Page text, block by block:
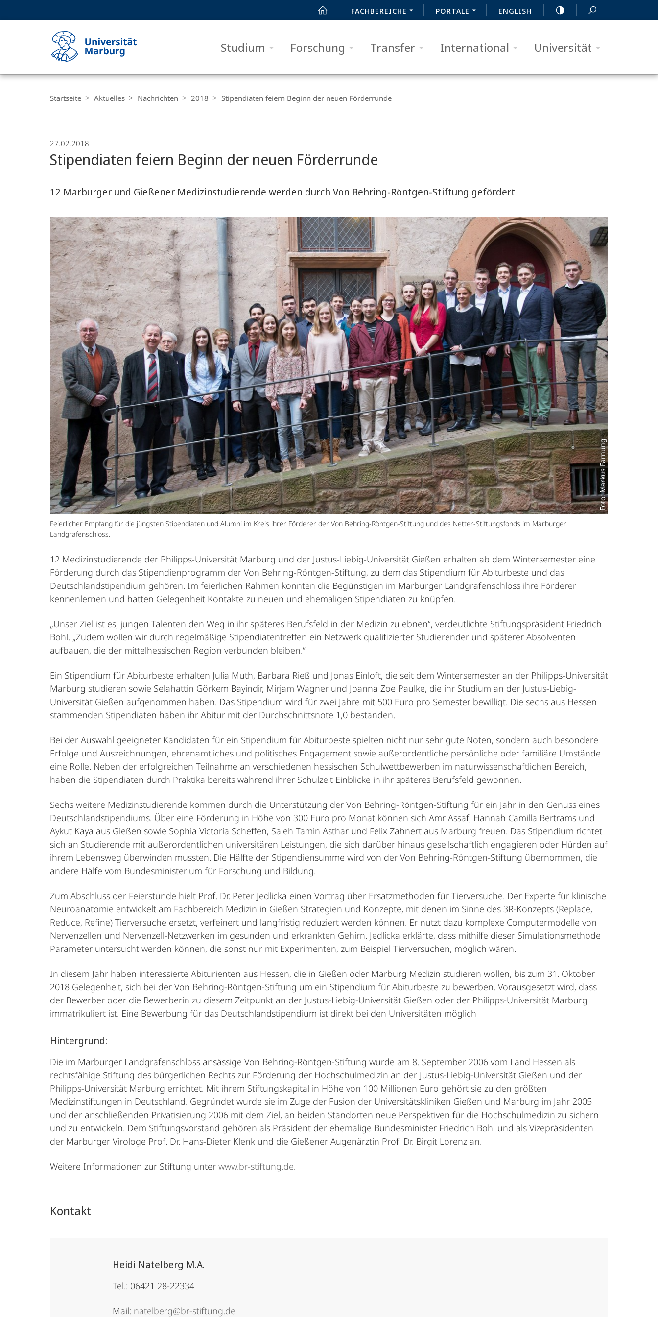
FACHBEREICHE PORTALE ENGLISH
Studium Forschung Transfer International Universität
Philipps-
Marburg
Navigation
Startseite Aktuelles Nachrichten 2018 Stipendiaten feiern Beginn der neuen Förderrunde
27.02.2018
Stipendiaten feiern Beginn der neuen Förderrunde
12 Marburger und Gießener Medizinstudierende werden durch Von Behring-Röntgen-Stiftung gefördert
Foto: Markus Farnung
Feierlicher Empfang für die jüngsten Stipendiaten und Alumni im Kreis ihrer Förderer der Von Behring-Röntgen-Stiftung und des Netter-Stiftungsfonds im Marburger
Landgrafenschloss.
12 Medizinstudierende der Philipps-Universität Marburg und der Justus-Liebig-Universität Gießen erhalten ab dem Wintersemester eine
Förderung durch das Stipendienprogramm der Von Behring-Röntgen-Stiftung, zu dem das Stipendium für Abiturbeste und das
Deutschlandstipendium gehören. Im feierlichen Rahmen konnten die Begünstigen im Marburger Landgrafenschloss ihre Förderer
kennenlernen und hatten Gelegenheit Kontakte zu neuen und ehemaligen Stipendiaten zu knüpfen.
„Unser Ziel ist es, jungen Talenten den Weg in ihr späteres Berufsfeld in der Medizin zu ebnen“, verdeutlichte Stiftungspräsident Friedrich
Bohl. „Zudem wollen wir durch regelmäßige Stipendiatentreffen ein Netzwerk qualifizierter Studierender und späterer Absolventen
aufbauen, die der mittelhessischen Region verbunden bleiben.“
Ein Stipendium für Abiturbeste erhalten Julia Muth, Barbara Rieß und Jonas Einloft, die seit dem Wintersemester an der Philipps-Universität
Marburg studieren sowie Selahattin Görkem Bayindir, Mirjam Wagner und Joanna Zoe Paulke, die ihr Studium an der Justus-Liebig-
Universität Gießen aufgenommen haben. Das Stipendium wird für zwei Jahre mit 500 Euro pro Semester bewilligt. Die sechs aus Hessen
stammenden Stipendiaten haben ihr Abitur mit der Durchschnittsnote 1,0 bestanden.
Bei der Auswahl geeigneter Kandidaten für ein Stipendium für Abiturbeste spielten nicht nur sehr gute Noten, sondern auch besondere
Erfolge und Auszeichnungen, ehrenamtliches und politisches Engagement sowie außerordentliche persönliche oder familiäre Umstände
eine Rolle. Neben der erfolgreichen Teilnahme an verschiedenen hessischen Schulwettbewerben im naturwissenschaftlichen Bereich,
haben die Stipendiaten durch Praktika bereits während ihrer Schulzeit Einblicke in ihr späteres Berufsfeld gewonnen.
Sechs weitere Medizinstudierende kommen durch die Unterstützung der Von Behring-Röntgen-Stiftung für ein Jahr in den Genuss eines
Deutschlandstipendiums. Über eine Förderung in Höhe von 300 Euro pro Monat können sich Amr Assaf, Hannah Camilla Bertrams und
Aykut Kaya aus Gießen sowie Sophia Victoria Scheffen, Saleh Tamin Asthar und Felix Zahnert aus Marburg freuen. Das Stipendium richtet
sich an Studierende mit außerordentlichen universitären Leistungen, die sich darüber hinaus gesellschaftlich engagieren oder Hürden auf
ihrem Lebensweg überwinden mussten. Die Hälfte der Stipendiensumme wird von der Von Behring-Röntgen-Stiftung übernommen, die
andere Hälfe vom Bundesministerium für Forschung und Bildung.
Zum Abschluss der Feierstunde hielt Prof. Dr. Peter Jedlicka einen Vortrag über Ersatzmethoden für Tierversuche. Der Experte für klinische
Neuroanatomie entwickelt am Fachbereich Medizin in Gießen Strategien und Konzepte, mit denen im Sinne des 3R-Konzepts (Replace,
Reduce, Refine) Tierversuche ersetzt, verfeinert und langfristig reduziert werden können. Er nutzt dazu komplexe Computermodelle von
Nervenzellen und Nervenzell-Netzwerken im gesunden und erkrankten Gehirn. Jedlicka erklärte, dass mithilfe dieser Simulationsmethode
Parameter untersucht werden können, die sonst nur mit Experimenten, zum Beispiel Tierversuchen, möglich wären.
In diesem Jahr haben interessierte Abiturienten aus Hessen, die in Gießen oder Marburg Medizin studieren wollen, bis zum 31. Oktober
2018 Gelegenheit, sich bei der Von Behring-Röntgen-Stiftung um ein Stipendium für Abiturbeste zu bewerben. Vorausgesetzt wird, dass
der Bewerber oder die Bewerberin zu diesem Zeitpunkt an der Justus-Liebig-Universität Gießen oder der Philipps-Universität Marburg
immatrikuliert ist. Eine Bewerbung für das Deutschlandstipendium ist direkt bei den Universitäten möglich
Hintergrund:
Die im Marburger Landgrafenschloss ansässige Von Behring-Röntgen-Stiftung wurde am 8. September 2006 vom Land Hessen als
rechtsfähige Stiftung des bürgerlichen Rechts zur Förderung der Hochschulmedizin an der Justus-Liebig-Universität Gießen und der
Philipps-Universität Marburg errichtet. Mit ihrem Stiftungskapital in Höhe von 100 Millionen Euro gehört sie zu den größten
Medizinstiftungen in Deutschland. Gegründet wurde sie im Zuge der Fusion der Universitätskliniken Gießen und Marburg im Jahr 2005
und der anschließenden Privatisierung 2006 mit dem Ziel, an beiden Standorten neue Perspektiven für die Hochschulmedizin zu sichern
und zu entwickeln. Dem Stiftungsvorstand gehören als Präsident der ehemalige Bundesminister Friedrich Bohl und als Vizepräsidenten
der Marburger Virologe Prof. Dr. Hans-Dieter Klenk und die Gießener Augenärztin Prof. Dr. Birgit Lorenz an.
Weitere Informationen zur Stiftung unter www.br-stiftung.de.
Kontakt
Heidi Natelberg M.A.
Tel.: 06421 28-22334
Mail: natelberg@br-stiftung.de